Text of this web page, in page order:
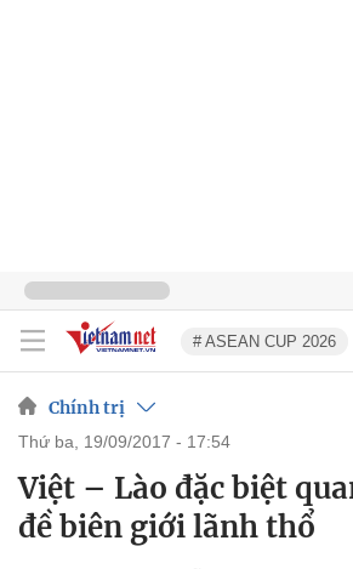
# ASEAN CUP 2026
Chính trị
thứ ba, 19/09/2017 - 17:54
Việt – Lào đặc biệt
đề biên giới lãnh thổ